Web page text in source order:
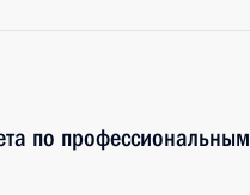
по профессиональным